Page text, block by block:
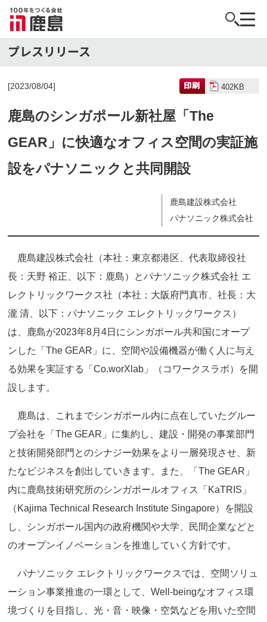
[2023/08/04] 402KB
鹿島のシンガポール新社屋「The
GEAR」に快適なオフィス空間の実証施
設をパナソニックと共同開設
鹿島建設株式会社
パナソニック株式会社
鹿島建設株式会社（本社：東京都港区、代表取締役社
長：天野 裕正、以下：鹿島）とパナソニック株式会社 エ
レクトリックワークス社（本社；大阪府門真市、社長：大
瀧 清、以下：パナソニック エレクトリックワークス）
は、鹿島が2023年8月4日にシンガポール共和国にオープ
ンした「The GEAR」に、空間や設備機器が働く人に与え
る効果を実証する「Co.worXlab」（コワークスラボ）を開
設します。
鹿島は、これまでシンガポール内に点在していたグルー
プ会社を「The GEAR」に集約し、建設・開発の事業部門
と技術開発部門とのシナジー効果をより一層発現させ、新
たなビジネスを創出していきます。また、「The GEAR」
内に鹿島技術研究所のシンガポールオフィス「KaTRIS」
（Kajima Technical Research Institute Singapore）を開設
し、シンガポール国内の政府機関や大学、民間企業などと
のオープンイノベーションを推進していく方針です。
パナソニック エレクトリックワークスでは、空間ソリュ
ーション事業推進の一環として、Well-beingなオフィス環
境づくりを目指し、光・音・映像・空気などを用いた空間